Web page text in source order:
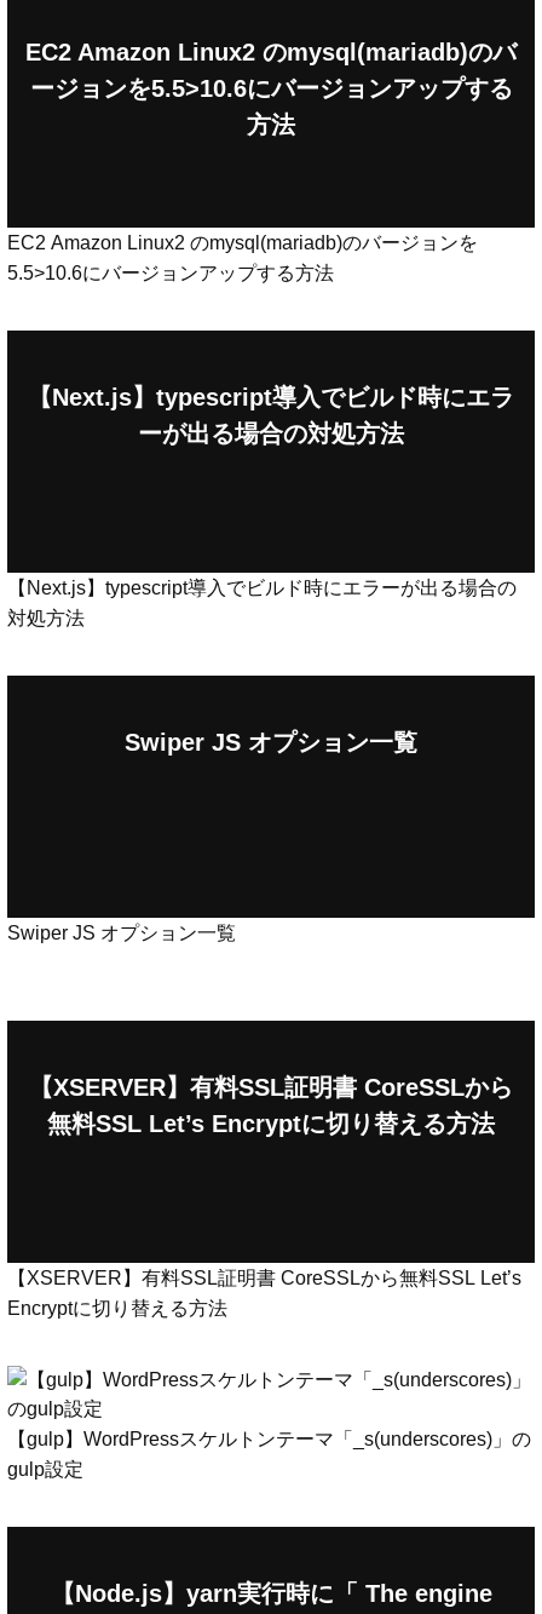
EC2 Amazon Linux2 のmysql(mariadb)のバ
ージョンを5.5>10.6にバージョンアップする
方法
EC2 Amazon Linux2 のmysql(mariadb)のバージョンを
5.5>10.6にバージョンアップする方法
【Next.js】typescript導入でビルド時にエラ
ーが出る場合の対処方法
【Next.js】typescript導入でビルド時にエラーが出る場合の
対処方法
Swiper JS オプション一覧
Swiper JS オプション一覧
【XSERVER】有料SSL証明書 CoreSSLから
無料SSL Let’s Encryptに切り替える方法
【XSERVER】有料SSL証明書 CoreSSLから無料SSL Let’s
Encryptに切り替える方法
【gulp】WordPressスケルトンテーマ「_s(underscores)」の
gulp設定
【Node.js】yarn実行時に「 The engine